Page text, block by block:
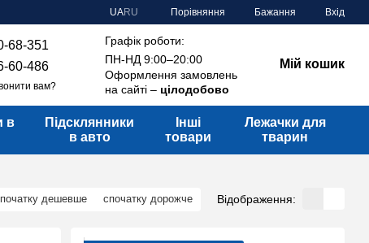
UARU Порівняння Бажання Вхід
68-351
60-486
вам?
Графік роботи:
ПН-НД 9:00–20:00
Оформлення замовлень
на сайті – цілодобово
Мій кошик
в
Підсклянники
в авто
Інші
товари
Лежачки для
тварин
дешевше спочатку дорожче Відображення: